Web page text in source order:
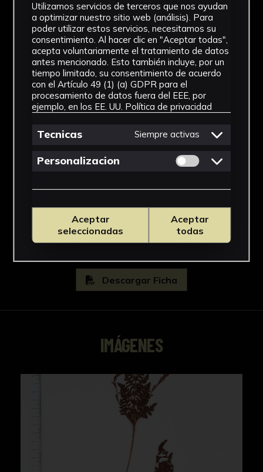
Muestra Botánica
Cronología
SF
Fondo
Fondo Herbario
Descargar Ficha
IMÁGENES
Utilizamos servicios de terceros que nos ayudan
a optimizar nuestro sitio web (análisis). Para
poder utilizar estos servicios, necesitamos su
consentimiento. Al hacer clic en "Aceptar todas",
acepta voluntariamente el tratamiento de datos
antes mencionado. Esto también incluye, por un
tiempo limitado, su consentimiento de acuerdo
con el Artículo 49 (1) (a) GDPR para el
procesamiento de datos fuera del EEE, por
ejemplo, en los EE. UU. Política de privacidad
Tecnicas Siempre activas
Personalizacion Permitir cookies
Aceptar
seleccionadas
Aceptar
todas